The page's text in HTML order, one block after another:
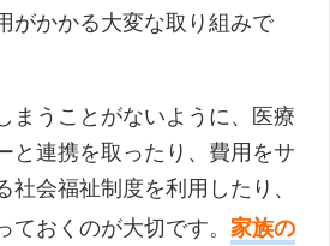
がかかる大変な取り組みで
まうことがないように、医療
と連携を取ったり、費用をサ
社会福祉制度を利用したり、
ておくのが大切です。家族の